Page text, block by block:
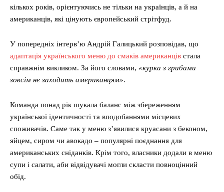
кількох років, орієнтуючись не тільки на українців, а й на
американців, які цінують європейський стрітфуд.
У попередніх інтерв’ю Андрій Галицький розповідав, що
адаптація українського меню до смаків американців стала
справжнім викликом. За його словами, «курка з грибами
зовсім не заходить американцям».
Команда понад рік шукала баланс між збереженням
української ідентичності та вподобаннями місцевих
споживачів. Саме так у меню з’явилися круасани з беконом,
яйцем, сиром чи авокадо – популярні поєднання для
американських сніданків. Крім того, власники додали в меню
супи і салати, аби відвідувачі могли скласти повноцінний
обід.